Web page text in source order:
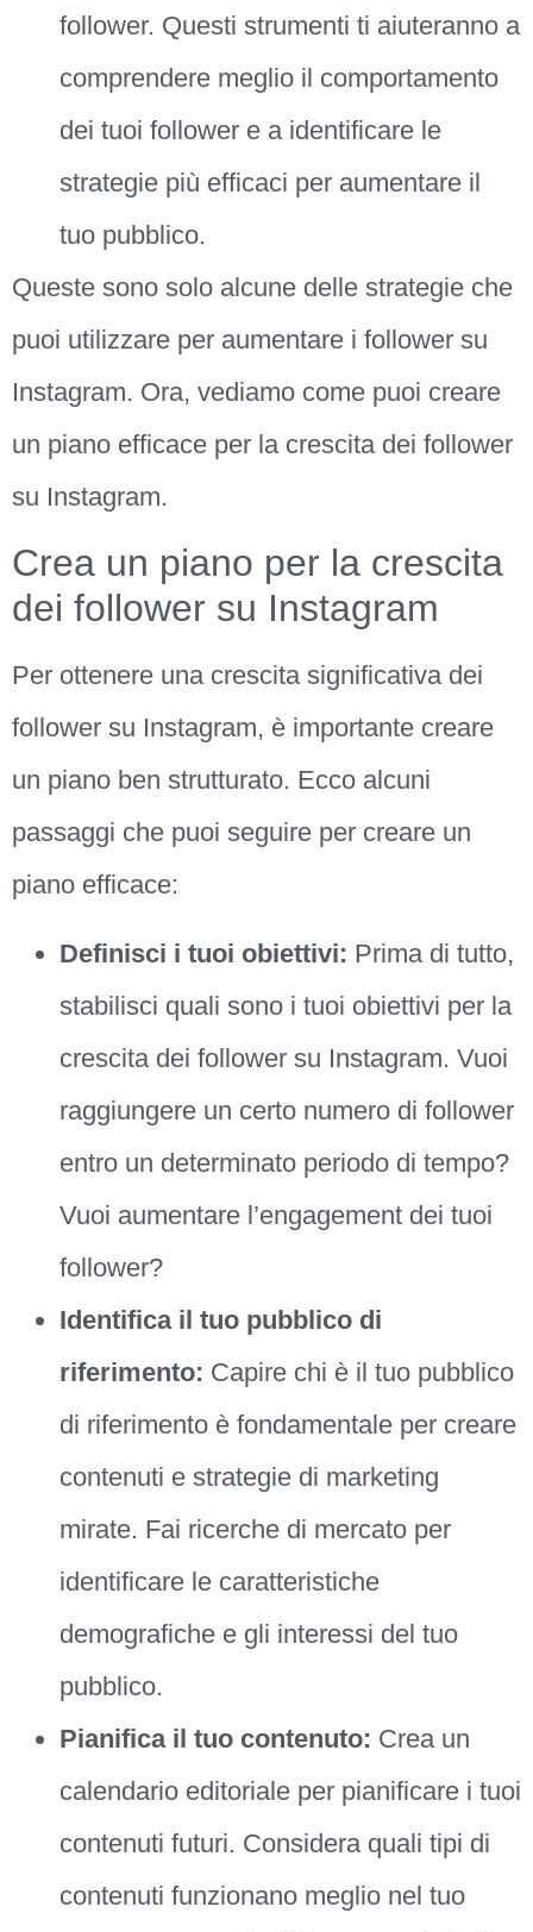
follower. Questi strumenti ti aiuteranno a
comprendere meglio il comportamento
dei tuoi follower e a identificare le
strategie più efficaci per aumentare il
tuo pubblico.
Queste sono solo alcune delle strategie che
puoi utilizzare per aumentare i follower su
Instagram. Ora, vediamo come puoi creare
un piano efficace per la crescita dei follower
su Instagram.
Crea un piano per la crescita
dei follower su Instagram
Per ottenere una crescita significativa dei
follower su Instagram, è importante creare
un piano ben strutturato. Ecco alcuni
passaggi che puoi seguire per creare un
piano efficace:
Definisci i tuoi obiettivi: Prima di tutto,
stabilisci quali sono i tuoi obiettivi per la
crescita dei follower su Instagram. Vuoi
raggiungere un certo numero di follower
entro un determinato periodo di tempo?
Vuoi aumentare l’engagement dei tuoi
follower?
Identifica il tuo pubblico di
riferimento: Capire chi è il tuo pubblico
di riferimento è fondamentale per creare
contenuti e strategie di marketing
mirate. Fai ricerche di mercato per
identificare le caratteristiche
demografiche e gli interessi del tuo
pubblico.
Pianifica il tuo contenuto: Crea un
calendario editoriale per pianificare i tuoi
contenuti futuri. Considera quali tipi di
contenuti funzionano meglio nel tuo